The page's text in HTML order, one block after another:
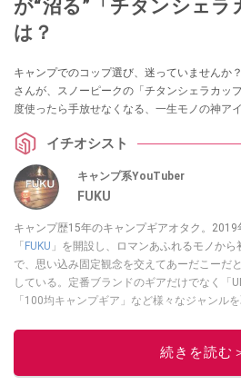
が“沼る”「チタンシェラ
は？
キャンプでのコップ選び、迷っていませんか
さんが、スノーピークの「チタンシェラカッ
度使ったら手放せなくなる、一生モノの神ア
イチオシスト
キャンプ系YouTuber
FUKU
キャンプ歴15年のキャンプギアオタク。
「 FUKU 」を開設し、ロマンあふれるモノか
で、思い込み固定観念を交えてあーだこーだ
している。定番ブランドのギアだけでなく「
「100均キャンプギア」など様々なジャンルを
このイチ
続きを読む